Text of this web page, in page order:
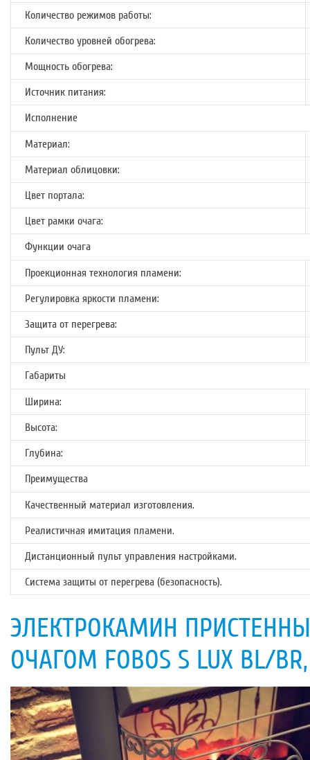
Количество режимов работы:
Количество уровней обогрева:
Мощность обогрева:
Источник питания:
Исполнение
Материал:
Материал облицовки:
Цвет портала:
Цвет рамки очага:
Функции очага
Проекционная технология пламени:
Регулировка яркости пламени:
Защита от перегрева:
Пульт ДУ:
Габариты
Ширина:
Высота:
Глубина:
Преимущества
Качественный материал изготовления.
Реалистичная имитация пламени.
Дистанционный пульт управления настройками.
Система защиты от перегрева (безопасность).
ЭЛЕКТРОКАМИН ПРИСТЕННЫЙ
ОЧАГОМ FOBOS S LUX BL/